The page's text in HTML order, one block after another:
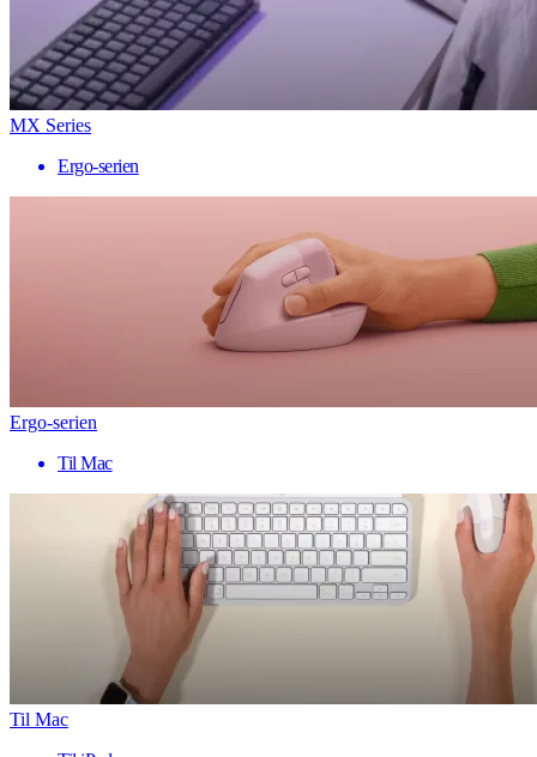
MX Series
Ergo-serien
Ergo-serien
Til Mac
Til Mac